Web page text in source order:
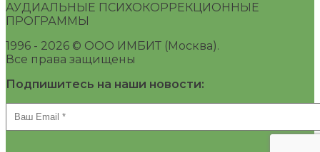
АУДИАЛЬНЫЕ ПСИХОКОРРЕКЦИОННЫЕ
ПРОГРАММЫ
1996 - 2026 © ООО ИМБИТ (Москва).
Все права защищены
Подпишитесь на наши новости: